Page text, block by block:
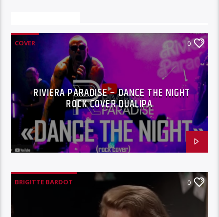
COVER 0
RIVIERA PARADISE – DANCE THE NIGHT
ROCK COVER DUALIPA
BRIGITTE BARDOT 0